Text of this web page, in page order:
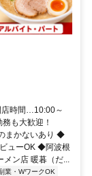
店時間…10:00～
も大歓迎！
まかないあり ◆
ューOK ◆阿波根
メン店 暖暮（だ...
業・WワークOK